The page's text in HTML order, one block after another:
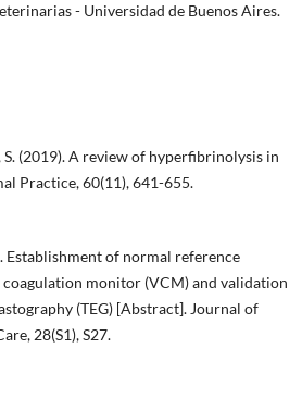
- Universidad de Buenos Aires.
(2019). A review of hyperfibrinolysis in
Practice, 60(11), 641-655.
Establishment of normal reference
monitor (VCM) and validation
(TEG) [Abstract]. Journal of
28(S1), S27.